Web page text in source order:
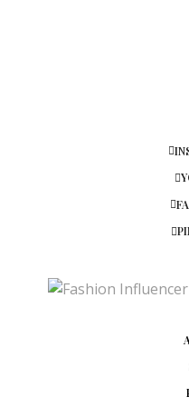
13. FEBRUAR 2018 UM
WOW! Dein